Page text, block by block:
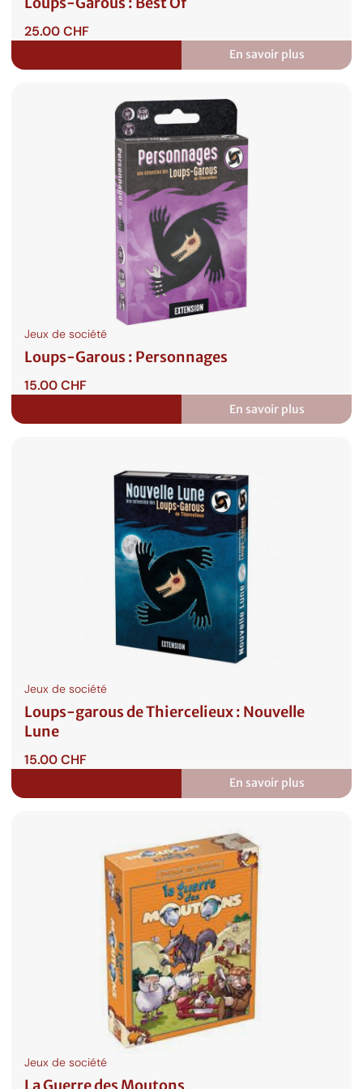
25.00CHF
En savoir plus
:
Loups-
Jeux de société
Loups-Garous : Personnages
15.00CHF
En savoir plus
:
Loups-
Jeux de société
Loups-garous de Thiercelieux : Nouvelle
Lune
15.00CHF
En savoir plus
:
Loups-
Jeux de société